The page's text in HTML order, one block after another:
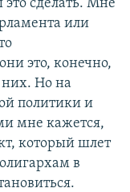
сделать. Мне
или
это, конечно,
Но на
политики и
мне кажется,
который шлет
в